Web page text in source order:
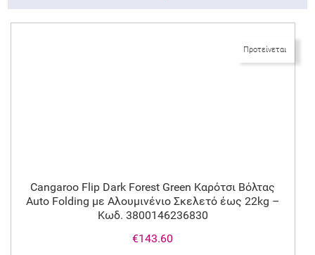
Προτείνεται
Cangaroo Flip Dark Forest Green Καρότσι Βόλτας
Auto Folding με Αλουμινένιο Σκελετό έως 22kg –
Κωδ. 3800146236830
€143.60